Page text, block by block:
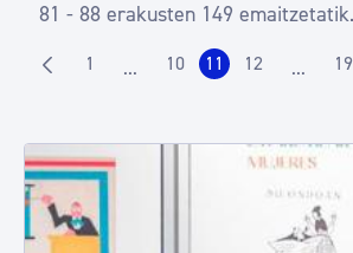
81 - 88 erakusten 149 emaitzetatik.
Orrialdea
1 ...Intermediate Pages Use
Orrialdea
10 Orrialdea
11 Orrialdea
12 ... 19